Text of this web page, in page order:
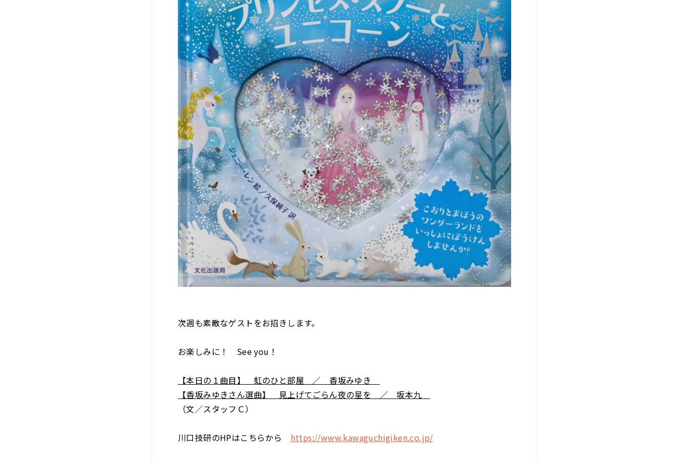
次週も素敵なゲストをお招きします。
お楽しみに！ See you！
【本日の１曲目】 虹のひと部屋 ／ 香坂みゆき
【香坂みゆきさん選曲】 見上げてごらん夜の星を ／ 坂本九
（文／スタッフＣ）
川口技研のHPはこちらから https://www.kawaguchigiken.co.jp/